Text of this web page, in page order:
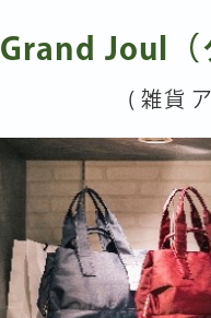
Grand Joul（
( 雑貨